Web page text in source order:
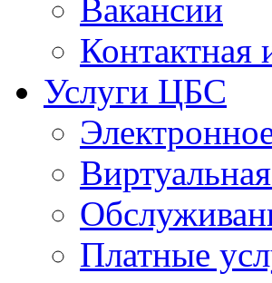
Вакансии
Услуги ЦБС
Платные